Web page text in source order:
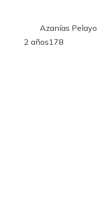
Azanías Pelayo
2 años178